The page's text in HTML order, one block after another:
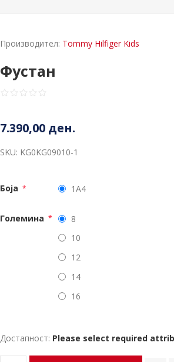
Производител: Tommy Hilfiger Kids
Фустан
7.390,00 ден.
SKU: KG0KG09010-1
Боја * 1A4
Големина *
8
10
12
14
16
Достапност: Please select required